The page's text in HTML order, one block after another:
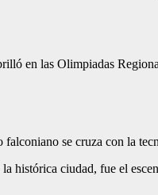
en las Olimpiadas
se cruza con la
histórica ciudad, fue el